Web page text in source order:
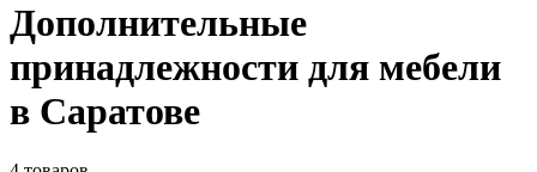
Дополнительные
принадлежности для мебели
в Саратове